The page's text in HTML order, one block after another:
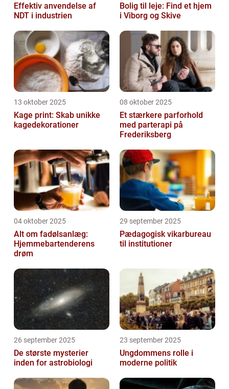
Effektiv anvendelse af
NDT i industrien
Bolig til leje: Find et hjem
i Viborg og Skive
13 oktober 2025
Kage print: Skab unikke
kagedekorationer
08 oktober 2025
Et stærkere parforhold
med parterapi på
Frederiksberg
04 oktober 2025
Alt om fadølsanlæg:
Hjemmebartenderens
drøm
29 september 2025
Pædagogisk vikarbureau
til institutioner
26 september 2025
De største mysterier
inden for astrobiologi
23 september 2025
Ungdommens rolle i
moderne politik